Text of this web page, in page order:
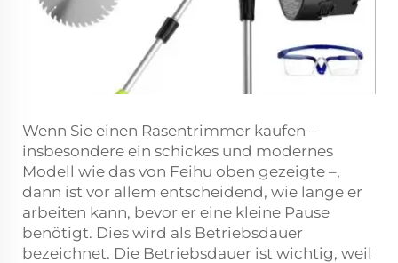
Wenn Sie einen Rasentrimmer kaufen –
insbesondere ein schickes und modernes
Modell wie das von Feihu oben gezeigte –,
dann ist vor allem entscheidend, wie lange er
arbeiten kann, bevor er eine kleine Pause
benötigt. Dies wird als Betriebsdauer
bezeichnet. Die Betriebsdauer ist wichtig, weil